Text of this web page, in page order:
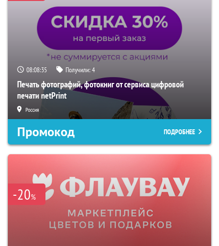
08:08:34 Получили:4
Печать фотографий, фотокниг от сервиса цифровой
печати netPrint
Россия
Промокод ПОДРОБНЕЕ
-20%